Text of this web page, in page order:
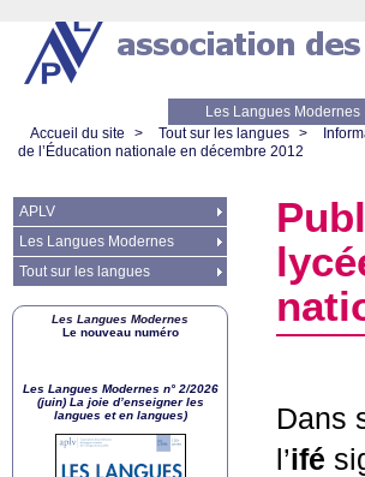
Les Langues Modernes
Accueil du site
> Tout sur les langues >
de l’Éducation nationale en décembre 2012
Dans
l’ifé
APLV
Les Langues Modernes
Tout sur les langues
Les Langues Modernes
Le nouveau numéro
Les Langues Modernes n° 2/2026
(juin) La joie d’enseigner les
langues et en langues)